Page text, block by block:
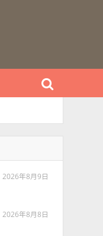
2026年8月9日
2026年8月8日